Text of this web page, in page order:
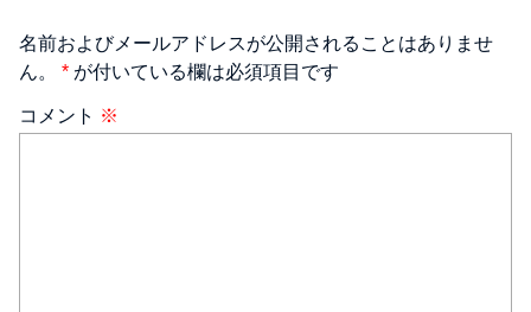
名前およびメールアドレスが公開されることはありませ
ん。 * が付いている欄は必須項目です
コメント ※